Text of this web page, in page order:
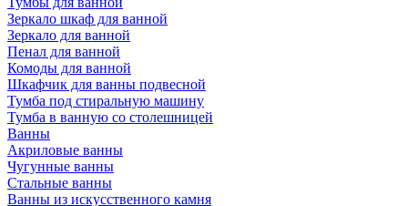
Зеркало шкаф для ванной
Зеркало для ванной
Пенал для ванной
Комоды для ванной
Шкафчик для ванны подвесной
Тумба под стиральную машину
Тумба в ванную со столешницей
Ванны
Акриловые ванны
Чугунные ванны
Стальные ванны
Ванны из искусственного камня